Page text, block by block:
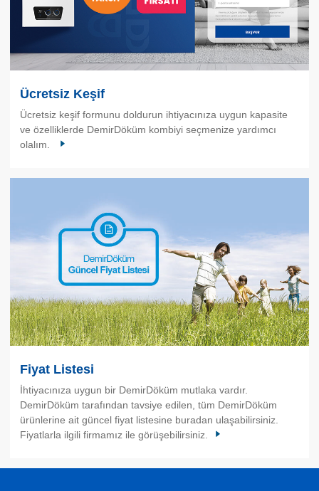
Ücretsiz Keşif
Ücretsiz keşif formunu doldurun ihtiyacınıza uygun kapasite
ve özelliklerde DemirDöküm kombiyi seçmenize yardımcı
olalım.
Fiyat Listesi
İhtiyacınıza uygun bir DemirDöküm mutlaka vardır.
DemirDöküm tarafından tavsiye edilen, tüm DemirDöküm
ürünlerine ait güncel fiyat listesine buradan ulaşabilirsiniz.
Fiyatlarla ilgili firmamız ile görüşebilirsiniz.